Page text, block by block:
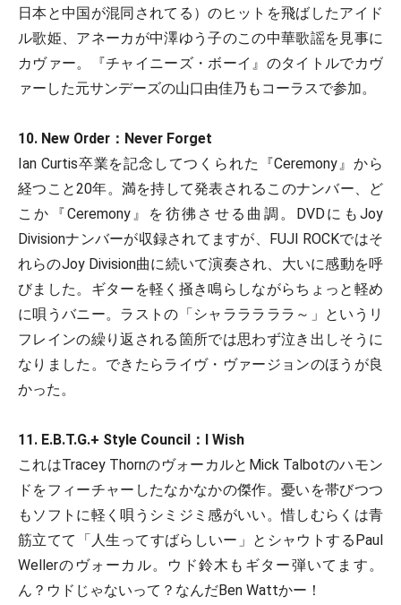
日本と中国が混同されてる）のヒットを飛ばしたアイド
ル歌姫、アネーカが中澤ゆう子のこの中華歌謡を見事に
カヴァー。『チャイニーズ・ボーイ』のタイトルでカヴ
ァーした元サンデーズの山口由佳乃もコーラスで参加。
10. New Order：Never Forget
Ian Curtis卒業を記念してつくられた『Ceremony』から
経つこと20年。満を持して発表されるこのナンバー、ど
こか『Ceremony』を彷彿させる曲調。DVDにもJoy
Divisionナンバーが収録されてますが、FUJI ROCKではそ
れらのJoy Division曲に続いて演奏され、大いに感動を呼
びました。ギターを軽く掻き鳴らしながらちょっと軽め
に唄うバニー。ラストの「シャラララララ～」というリ
フレインの繰り返される箇所では思わず泣き出しそうに
なりました。できたらライヴ・ヴァージョンのほうが良
かった。
11. E.B.T.G.+ Style Council：I Wish
これはTracey ThornのヴォーカルとMick Talbotのハモン
ドをフィーチャーしたなかなかの傑作。憂いを帯びつつ
もソフトに軽く唄うシミジミ感がいい。惜しむらくは青
筋立てて「人生ってすばらしいー」とシャウトするPaul
Wellerのヴォーカル。ウド鈴木もギター弾いてます。
ん？ウドじゃないって？なんだBen Wattかー！